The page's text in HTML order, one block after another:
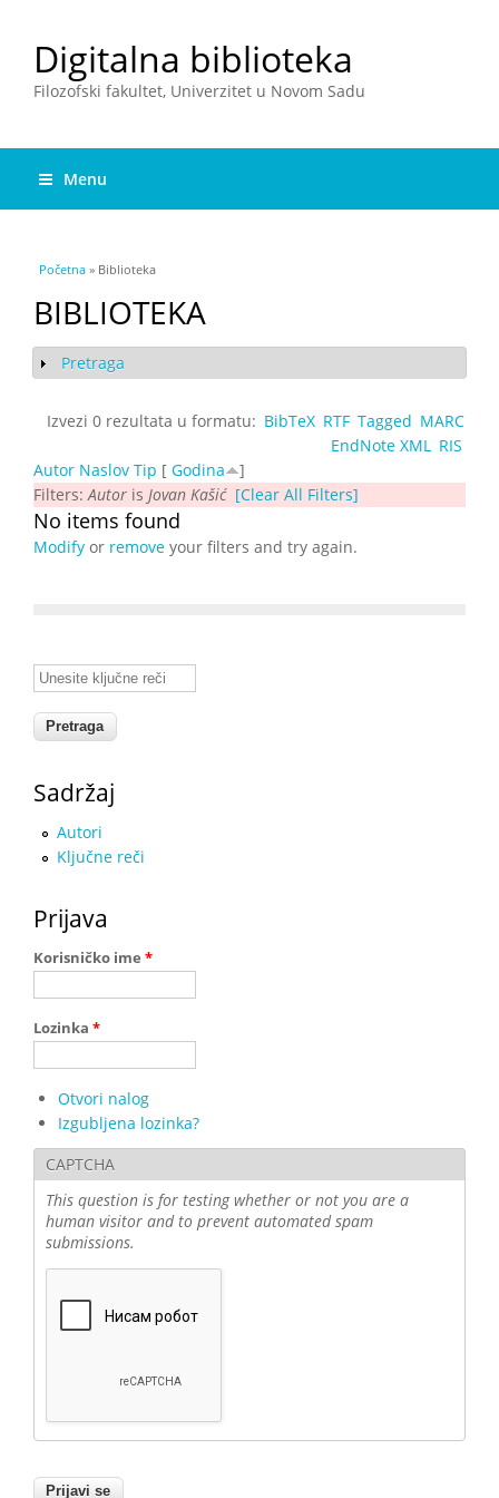
Digitalna biblioteka
Filozofski fakultet, Univerzitet u Novom Sadu
Menu
You are here
Početna » Biblioteka
BIBLIOTEKA
Show
Pretraga
Izvezi 0 rezultata u formatu: BibTeX RTF Tagged MARC
EndNote XML
RIS
Autor Naslov Tip [ Godina
]
Filters: Autor is Jovan Kašić [Clear All Filters]
No items found
Modify or remove your filters and try again.
Unesite ključne reči
Sadržaj
Autori
Ključne reči
Prijava
Korisničko ime *
Lozinka *
Otvori nalog
Izgubljena lozinka?
CAPTCHA
This question is for testing whether or not you are a
human visitor and to prevent automated spam
submissions.